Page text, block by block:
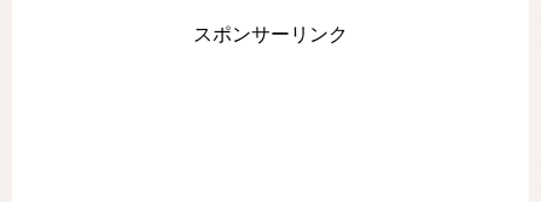
スポンサーリンク